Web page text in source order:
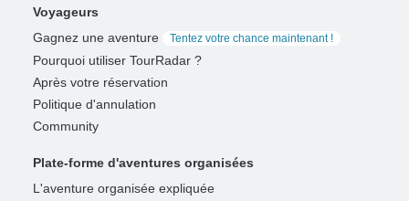
Voyageurs
Gagnez une aventure
Tentez votre chance maintenant !
Pourquoi utiliser TourRadar ?
Après votre réservation
Politique d'annulation
Community
Plate-forme d'aventures organisées
L'aventure organisée expliquée